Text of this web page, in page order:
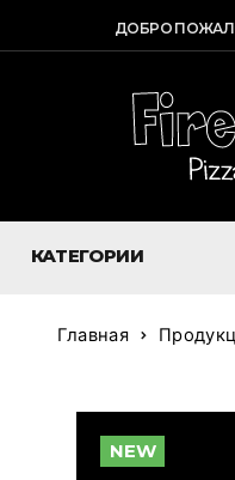
ДОБРО
КАТЕГОРИИ
Главная
NEW